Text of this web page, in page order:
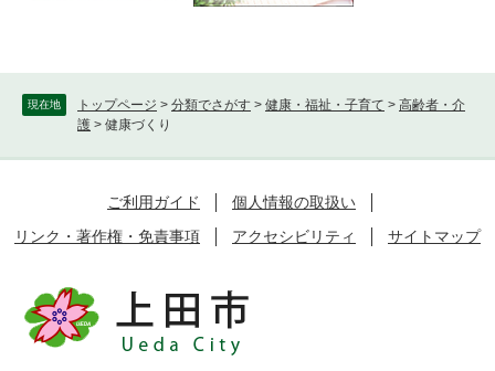
現在地 トップページ > 分類でさがす > 健康・福祉・子育て > 高齢者・介
護 > 健康づくり
ご利用ガイド
個人情報の取扱い
リンク・著作権・免責事項
アクセシビリティ サイトマップ